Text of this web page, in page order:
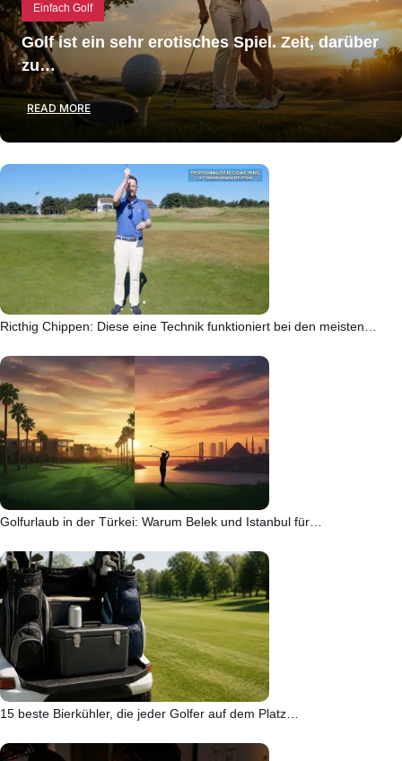
Einfach Golf
Golf ist ein sehr erotisches Spiel. Zeit, darüber
zu…
READ MORE
Ricthig Chippen: Diese eine Technik funktioniert bei den meisten…
Golfurlaub in der Türkei: Warum Belek und Istanbul für…
15 beste Bierkühler, die jeder Golfer auf dem Platz…